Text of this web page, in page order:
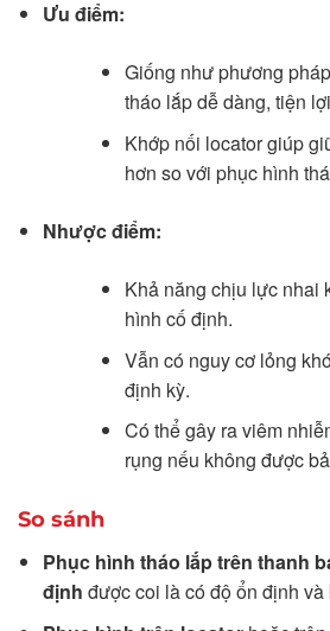
Ưu điểm:
Giống như phương
tháo lắp dễ dàng, tiện
Khớp nối locator giúp
hơn so với phục hình
Nhược điểm:
Khả năng chịu lực nhai
hình cố định.
Vẫn có nguy cơ lỏng
định kỳ.
Có thể gây ra viêm
rụng nếu không được
So sánh
Phục hình tháo lắp trên thanh
định được coi là có độ ổn định